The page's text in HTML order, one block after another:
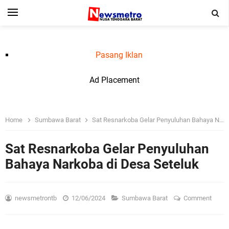
Pasang Iklan
Ad Placement
Home Sumbawa Barat Sat Resnarkoba Gelar Penyuluhan Bahaya Narkoba di Desa Seteluk
Sat Resnarkoba Gelar Penyuluhan
Bahaya Narkoba di Desa Seteluk
newsmetrontb 12/06/2024 Sumbawa Barat Comment